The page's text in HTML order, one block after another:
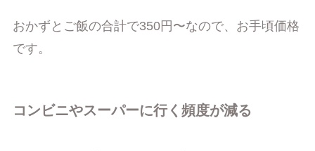
おかずとご飯の合計で350円〜なので、お手頃価格
です。
コンビニやスーパーに行く頻度が減る